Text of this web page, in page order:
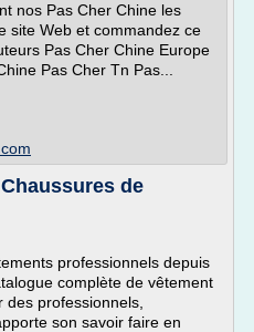
nos Pas Cher Chine les
site Web et commandez ce
Pas Cher Chine Europe
Pas Cher Tn Pas...
de
professionnels depuis
complète de vêtement
professionnels,
son savoir faire en